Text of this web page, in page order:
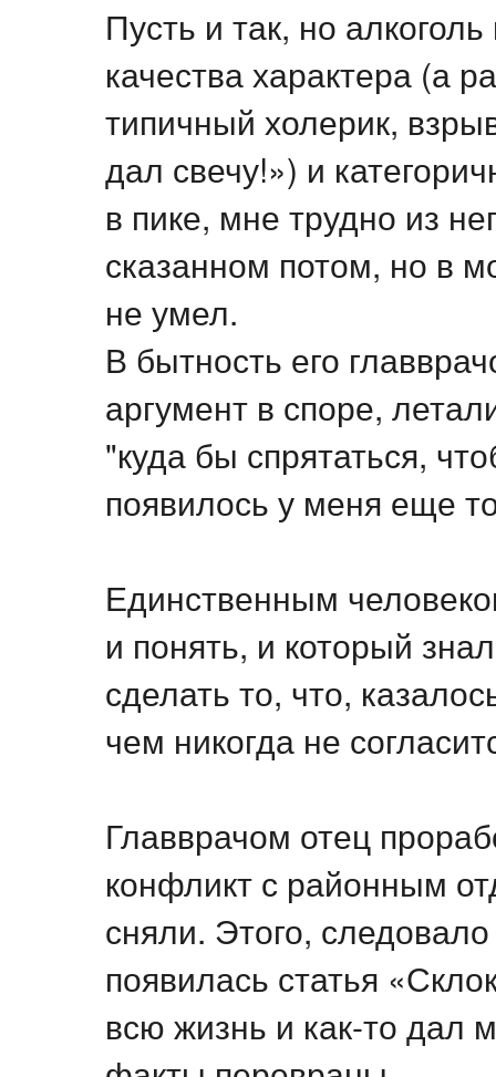
Пусть и так, но
качества характера (а
типичный холерик,
дал свечу!») и
в пике, мне трудно из
сказанном потом, но в
не умел.
В бытность его
аргумент в споре,
"куда бы спрятаться,
появилось у меня еще
Единственным
и понять, и который
сделать то, что,
чем никогда не
Главврачом отец
конфликт с районным
сняли. Этого,
появилась статья
всю жизнь и как-то дал